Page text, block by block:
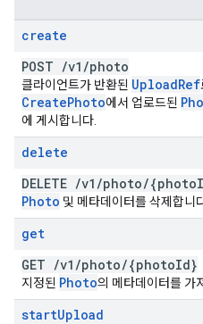
create
POST /v1 /photo
클라이언트가 반환된 UploadRef
CreatePhoto에서 업로드된
에 게시합니다.
delete
DELETE /v1 /photo/{photo
Photo 및 메타데이터를 삭제합니
get
GET /v1 /photo/{photoId}
지정된 Photo의 메타데이터를 가
startUpload